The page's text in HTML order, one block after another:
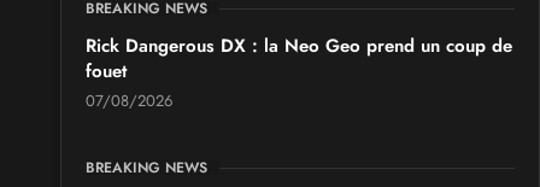
BREAKING NEWS
Rick Dangerous DX : la Neo Geo prend un coup de
fouet
07/08/2026
BREAKING NEWS